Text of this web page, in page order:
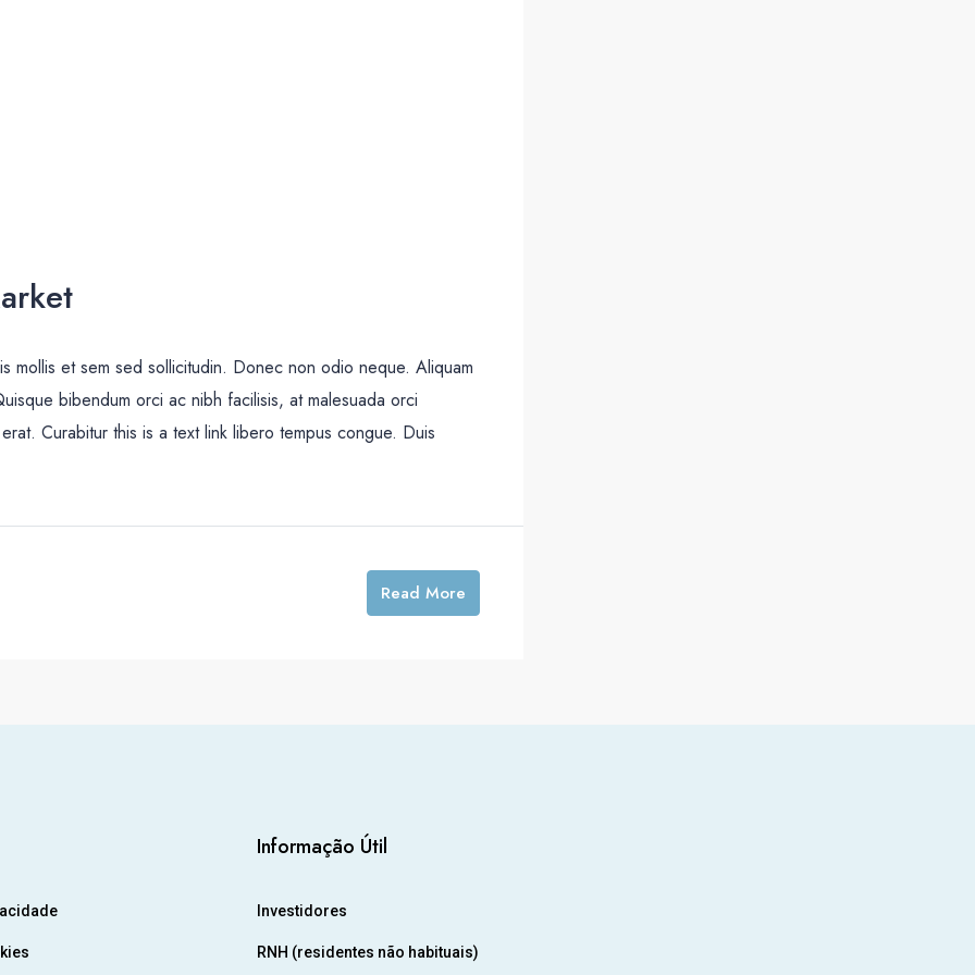
mollis et sem sed sollicitudin. Donec non odio neque. Aliquam
bibendum orci ac nibh facilisis, at malesuada orci
Curabitur this is a text link libero tempus congue. Duis
Read More
Informação Útil
Investidores
RNH (residentes não habituais)